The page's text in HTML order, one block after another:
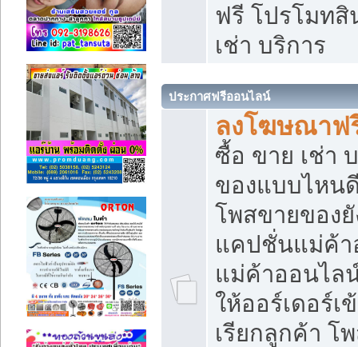
ฟรี โปรโมท
เช่า บริการ
ประกาศฟรีออนไลน์
ลงโฆษณาฟ
ซื้อ ขาย เช่า
ของแบบไหน
โพสขายของยั
แคปชั่นแม่ค้
แม่ค้าออนไล
ให้ออร์เดอร์เ
เรียกลูกค้า โ